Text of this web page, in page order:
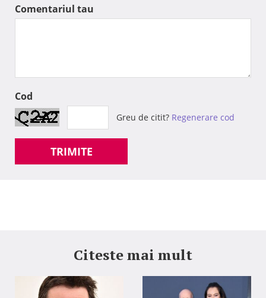
Comentariul tau
Cod
Greu de citit? Regenerare cod
TRIMITE
Citeste mai mult